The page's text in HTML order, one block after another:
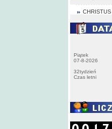
Piątek
07-8-2026
32tydzień
Czas letni